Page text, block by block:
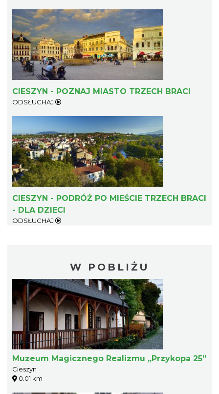
CIESZYN - POZNAJ MIASTO TRZECH BRACI
ODSŁUCHAJ
CIESZYN - PODRÓŻ PO MIEŚCIE TRZECH BRACI
- DLA DZIECI
ODSŁUCHAJ
W POBLIŻU
Muzeum Magicznego Realizmu „Przykopa 25”
Cieszyn
0.01 km